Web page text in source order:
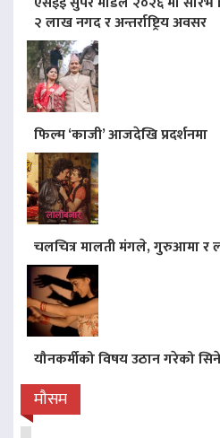
२ लाख नगद र अन्तर्राष्ट्रिय अवसर
फिल्म ‘काजी’ आजदेखि प्रदर्शनमा
चलचित्र मालती मंगले, गुरुआमा र
यौनकर्मीको विषय उठान गरेको
मौसम